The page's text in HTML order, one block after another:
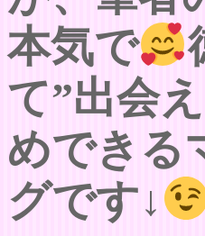
本気で
て”出会
めできる
グです↓